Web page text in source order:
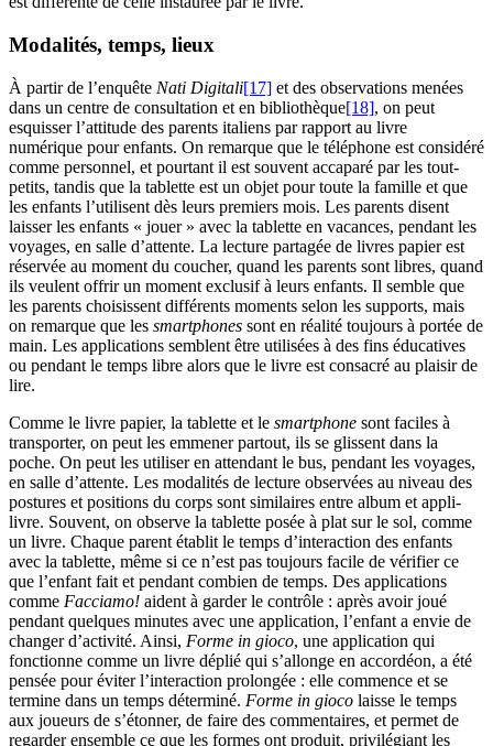
Modalités, temps, lieux
À partir de l’enquête Nati Digitali[17] et des observations menées
dans un centre de consultation et en bibliothèque[18], on peut
esquisser l’attitude des parents italiens par rapport au livre
numérique pour enfants. On remarque que le téléphone est considéré
comme personnel, et pourtant il est souvent accaparé par les tout-
petits, tandis que la tablette est un objet pour toute la famille et que
les enfants l’utilisent dès leurs premiers mois. Les parents disent
laisser les enfants « jouer » avec la tablette en vacances, pendant les
voyages, en salle d’attente. La lecture partagée de livres papier est
réservée au moment du coucher, quand les parents sont libres, quand
ils veulent offrir un moment exclusif à leurs enfants. Il semble que
les parents choisissent différents moments selon les supports, mais
on remarque que les smartphones sont en réalité toujours à portée de
main. Les applications semblent être utilisées à des fins éducatives
ou pendant le temps libre alors que le livre est consacré au plaisir de
lire.
Comme le livre papier, la tablette et le smartphone sont faciles à
transporter, on peut les emmener partout, ils se glissent dans la
poche. On peut les utiliser en attendant le bus, pendant les voyages,
en salle d’attente. Les modalités de lecture observées au niveau des
postures et positions du corps sont similaires entre album et appli-
livre. Souvent, on observe la tablette posée à plat sur le sol, comme
un livre. Chaque parent établit le temps d’interaction des enfants
avec la tablette, même si ce n’est pas toujours facile de vérifier ce
que l’enfant fait et pendant combien de temps. Des applications
comme Facciamo! aident à garder le contrôle : après avoir joué
pendant quelques minutes avec une application, l’enfant a envie de
changer d’activité. Ainsi, Forme in gioco, une application qui
fonctionne comme un livre déplié qui s’allonge en accordéon, a été
pensée pour éviter l’interaction prolongée : elle commence et se
termine dans un temps déterminé. Forme in gioco laisse le temps
aux joueurs de s’étonner, de faire des commentaires, et permet de
regarder ensemble ce que les formes ont produit, privilégiant les